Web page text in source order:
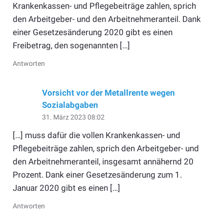
Krankenkassen- und Pflegebeiträge zahlen, sprich
den Arbeitgeber- und den Arbeitnehmeranteil. Dank
einer Gesetzesänderung 2020 gibt es einen
Freibetrag, den sogenannten […]
Antworten
Vorsicht vor der Metallrente wegen
Sozialabgaben
31. März 2023 08:02
[…] muss dafür die vollen Krankenkassen- und
Pflegebeiträge zahlen, sprich den Arbeitgeber- und
den Arbeitnehmeranteil, insgesamt annähernd 20
Prozent. Dank einer Gesetzesänderung zum 1.
Januar 2020 gibt es einen […]
Antworten